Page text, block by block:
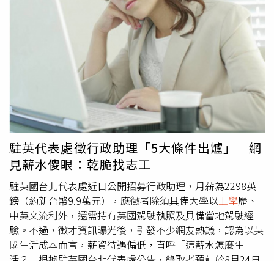
EXILE成團25周年。MAKIDAI回憶，兩人是在USA夜店相
識，當時就對AKIRA高挑的身材與充滿力量的舞蹈留下深刻
印象。事後AKIRA甚至傳了一封很長的訊息向他表達感謝，
也讓MAKIDAI看見他舞台外真誠的一面。MAKIDAI表示，自
己並不是覺得有眼光，而是很幸運能遇見AKIRA，而AKIRA
一路提攜許多後輩，包括THE JET BOY BANGERZ，也讓他
感到十分欣慰。AKIRA四年前與林志玲迎來愛子，他笑說，
從選拔階段一路參與THE JET BOY BANGERZ的培育到成軍
過程，也像是另類「當爸爸」。團員SHOW表示，AKIRA並
不是嚴父型前輩，反而經常給予溫暖建議，也會在背後支持
他們，讓大家從他身上學到保持初心與謙遜待人的態度。談
到最像「爸爸」的瞬間，HINATA爆料，AKIRA每次來台都會
準備許多美食，上回TAKI因為一次連吃三個便當造成身體不
適，好在最後仍順利完成表演。至於花費多少請吃飯，
AKIRA則幽默說：「現在當投資，等他們紅了應該會還我
吧。」此次演唱會適逢台灣父親節，AKIRA表示，希望能透
過這次舞台，把最好的表演與活力帶給現場觀眾，也希望所
駐英代表處徵行政助理「5大條件出爐」 網
見薪水傻眼：乾脆找志工
駐英國台北代表處近日公開招募行政助理，月薪為2298英
鎊（約新台幣9.9萬元），應徵者除須具備大學以 上學歷、
中英文流利外，還需持有英國駕駛執照及具備當地駕駛經
驗。不過，徵才資訊曝光後，引發不少網友熱議，認為以英
國生活成本而言，薪資待遇偏低，直呼「這薪水怎麼生